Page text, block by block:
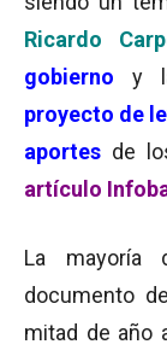
Ricardo
gobierno y
proyecto de
aportes de
artículo
La mayoría
documento de
mitad de año